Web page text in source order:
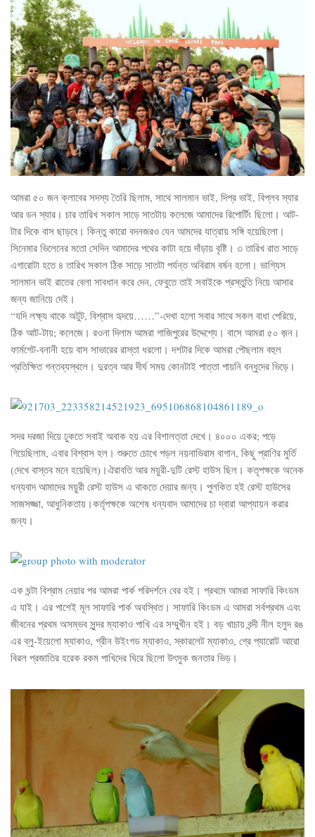
আমরা ৫০ জন ক্লাবের সদস্য তৈরি ছিলাম, সাথে সালমান ভাই, দিপ্র ভাই, বিপ্লব স্যার
আর ডন স্যার। চার তারিখ সকাল সাড়ে সাতটায় কলেজে আমাদের রিপোর্টিং ছিলো। আট-
টার দিকে বাস ছাড়বে। কিন্তু কারো বদনজরও যেন আমদের যাত্রায় সঙ্গি হয়েছিলো।
সিনেমার ভিলেনের মতো সেদিন আমাদের পথের কাটা হয়ে দাঁড়ায় বৃষ্টি। ৩ তারিখ রাত সাড়ে
এগারোটা হতে ৪ তারিখ সকাল ঠিক সাড়ে সাতটা পর্যন্ত অবিরাম বর্ষন হলো। ভাগ্যিস
সালমান ভাই রাতের বেলা সাবধান করে দেন, ফেবুতে তাই সবাইকে প্রস্তুতি নিয়ে আসার
জন্য জানিয়ে দেই।
“যদি লক্ষ্য থাকে অটুট, বিশ্বাস হৃদয়ে……”-দেখা হলো সবার সাথে সকল বাধা পেরিয়ে,
ঠিক আট-টায়; কলেজে। রওনা দিলাম আমরা গাজিপুরের উদ্দেশ্যে। বাসে আমরা ৫০ জ়ন।
ফার্মগেট-বনানী হয়ে বাস সাভারের রাস্তা ধরলো। দশটার দিকে আমরা পৌছলাম বহুল
প্রতিক্ষিত গন্তব্যস্থলে। দুরত্ব আর দীর্ঘ সময় কোনটাই পাত্তা পায়নি বন্ধুদের ভিড়ে।
সদর দরজা দিয়ে ঢুকতে সবাই অবাক হয় এর বিশালত্তা দেখে। ৪০০০ একর; পড়ে
গিয়েছিলাম, এবার বিশ্বাস হল। শুরুতে চোখে পড়ল নয়নাভিরাম বাগান, কিছু প্রাণির মুর্তি
(দেখে বাস্তব মনে হয়েছিল)।ঐরাবতি আর ময়ুরী-দুটি রেস্ট হাউস ছিল। কতৃপক্ষকে অনেক
ধন্যবাদ আমাদের ময়ুরী রেস্ট হাউস এ থাকতে দেয়ার জন্য। পুলকিত হই রেস্ট হাউসের
সাজসজ্জা, আধুনিকতায়।কর্তৃপক্ষকে অশেষ ধন্যবাদ আমাদের চা দ্বারা আপ্যায়ন করার
জন্য।
এক ঘন্টা বিশ্রাম নেয়ার পর আমরা পার্ক পরিদর্শনে বের হই। প্রথমে আমরা সাফারি কিংডম
এ যাই। এর পাশেই মূল সাফারি পার্ক অবস্থিত। সাফারি কিংডম এ আমরা সর্বপ্রথম এবং
জীবনের প্রথম অসম্ভব সুন্দর ম্যাকাও পাখি এর সম্মুখীন হই। বড় খাচায় বন্দী নীল হলুদ রঙ
এর ব্লু-ইয়েলো ম্যাকাও, গ্রীন উইংগড ম্যাকাও, স্কারলেট ম্যাকাও, গ্রে প্যারোট আরো
বিরল প্রজাতির হরেক রকম পাখিদের ঘিরে ছিলো উৎসুক জনতার ভিড়।